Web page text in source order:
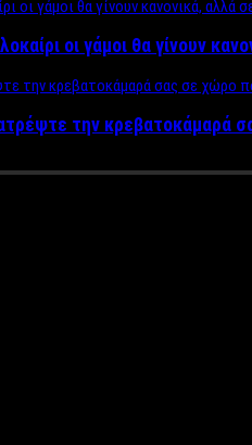
οι γάμοι θα γίνουν
την κρεβατοκάμαρά